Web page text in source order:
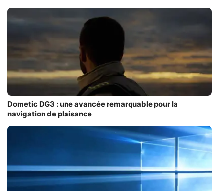
Dometic DG3 : une avancée remarquable pour la
navigation de plaisance